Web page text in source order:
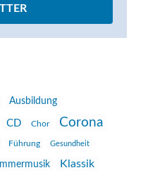
Ausbildung
CD Chor Corona
Führung Gesundheit
Klassik